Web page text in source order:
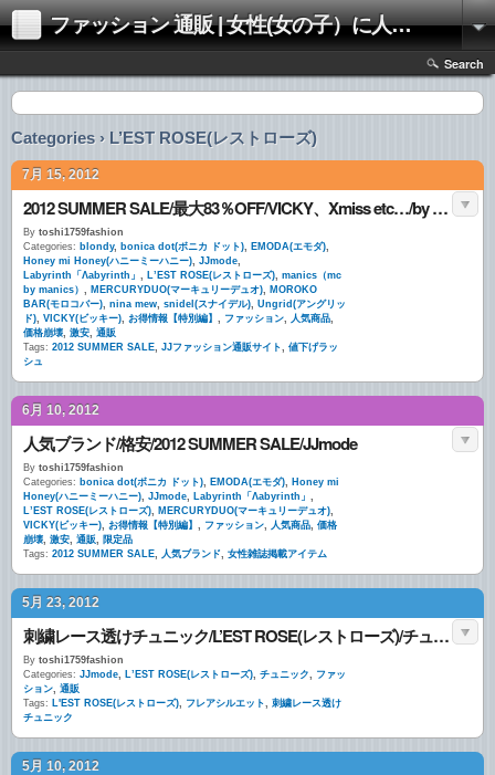
ファッション 通販 | 女性(女の子）に人気のファッションの通販 | 情報
Search
Categories › L’EST ROSE(レストローズ)
7月 15, 2012
2012 SUMMER SALE/最大83％OFF/VICKY、Xmiss etc…/by JJmode
By toshi1759fashion
Categories: blondy, bonica dot(ボニカ ドット), EMODA(エモダ),
Honey mi Honey(ハニーミーハニー), JJmode,
Labyrinth「Λabyrinth」 , L’EST ROSE(レストローズ), manics（mc
by manics） , MERCURYDUO(マーキュリーデュオ), MOROKO
BAR(モロコバー), nina mew, snidel(スナイデル), Ungrid(アングリッ
ド), VICKY(ビッキー), お得情報【特別編】 , ファッション, 人気商品,
価格崩壊, 激安, 通販
Tags: 2012 SUMMER SALE, JJファッション通販サイト, 値下げラッ
シュ
6月 10, 2012
人気ブランド/格安/2012 SUMMER SALE/JJmode
By toshi1759fashion
Categories: bonica dot(ボニカ ドット), EMODA(エモダ), Honey mi
Honey(ハニーミーハニー), JJmode, Labyrinth「Λabyrinth」 ,
L’EST ROSE(レストローズ), MERCURYDUO(マーキュリーデュオ),
VICKY(ビッキー), お得情報【特別編】 , ファッション, 人気商品, 価格
崩壊, 激安, 通販, 限定品
Tags: 2012 SUMMER SALE, 人気ブランド, 女性雑誌掲載アイテム
5月 23, 2012
刺繍レース透けチュニック/L’EST ROSE(レストローズ)/チュニック
By toshi1759fashion
Categories: JJmode, L’EST ROSE(レストローズ), チュニック, ファッ
ション, 通販
Tags: L'EST ROSE(レストローズ), フレアシルエット, 刺繍レース透け
チュニック
5月 10, 2012